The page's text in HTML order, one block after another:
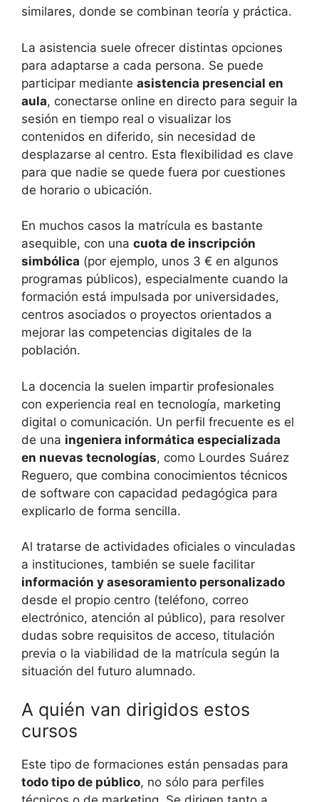
similares, donde se combinan teoría y práctica.
La asistencia suele ofrecer distintas opciones
para adaptarse a cada persona. Se puede
participar mediante asistencia presencial en
aula, conectarse online en directo para seguir la
sesión en tiempo real o visualizar los
contenidos en diferido, sin necesidad de
desplazarse al centro. Esta flexibilidad es clave
para que nadie se quede fuera por cuestiones
de horario o ubicación.
En muchos casos la matrícula es bastante
asequible, con una cuota de inscripción
simbólica (por ejemplo, unos 3 € en algunos
programas públicos), especialmente cuando la
formación está impulsada por universidades,
centros asociados o proyectos orientados a
mejorar las competencias digitales de la
población.
La docencia la suelen impartir profesionales
con experiencia real en tecnología, marketing
digital o comunicación. Un perfil frecuente es el
de una ingeniera informática especializada
en nuevas tecnologías, como Lourdes Suárez
Reguero, que combina conocimientos técnicos
de software con capacidad pedagógica para
explicarlo de forma sencilla.
Al tratarse de actividades oficiales o vinculadas
a instituciones, también se suele facilitar
información y asesoramiento personalizado
desde el propio centro (teléfono, correo
electrónico, atención al público), para resolver
dudas sobre requisitos de acceso, titulación
previa o la viabilidad de la matrícula según la
situación del futuro alumnado.
A quién van dirigidos estos
cursos
Este tipo de formaciones están pensadas para
todo tipo de público, no sólo para perfiles